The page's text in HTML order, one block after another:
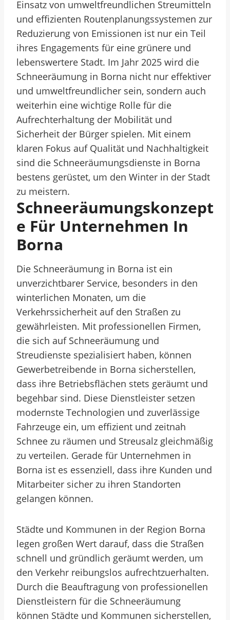
Einsatz von umweltfreundlichen Streumitteln
und effizienten Routenplanungssystemen zur
Reduzierung von Emissionen ist nur ein Teil
ihres Engagements für eine grünere und
lebenswertere Stadt. Im Jahr 2025 wird die
Schneeräumung in Borna nicht nur effektiver
und umweltfreundlicher sein, sondern auch
weiterhin eine wichtige Rolle für die
Aufrechterhaltung der Mobilität und
Sicherheit der Bürger spielen. Mit einem
klaren Fokus auf Qualität und Nachhaltigkeit
sind die Schneeräumungsdienste in Borna
bestens gerüstet, um den Winter in der Stadt
zu meistern.
Schneeräumungskonzept
E Für Unternehmen In
Borna
Die Schneeräumung in Borna ist ein
unverzichtbarer Service, besonders in den
winterlichen Monaten, um die
Verkehrssicherheit auf den Straßen zu
gewährleisten. Mit professionellen Firmen,
die sich auf Schneeräumung und
Streudienste spezialisiert haben, können
Gewerbetreibende in Borna sicherstellen,
dass ihre Betriebsflächen stets geräumt und
begehbar sind. Diese Dienstleister setzen
modernste Technologien und zuverlässige
Fahrzeuge ein, um effizient und zeitnah
Schnee zu räumen und Streusalz gleichmäßig
zu verteilen. Gerade für Unternehmen in
Borna ist es essenziell, dass ihre Kunden und
Mitarbeiter sicher zu ihren Standorten
gelangen können.
Städte und Kommunen in der Region Borna
legen großen Wert darauf, dass die Straßen
schnell und gründlich geräumt werden, um
den Verkehr reibungslos aufrechtzuerhalten.
Durch die Beauftragung von professionellen
Dienstleistern für die Schneeräumung
können Städte und Kommunen sicherstellen,